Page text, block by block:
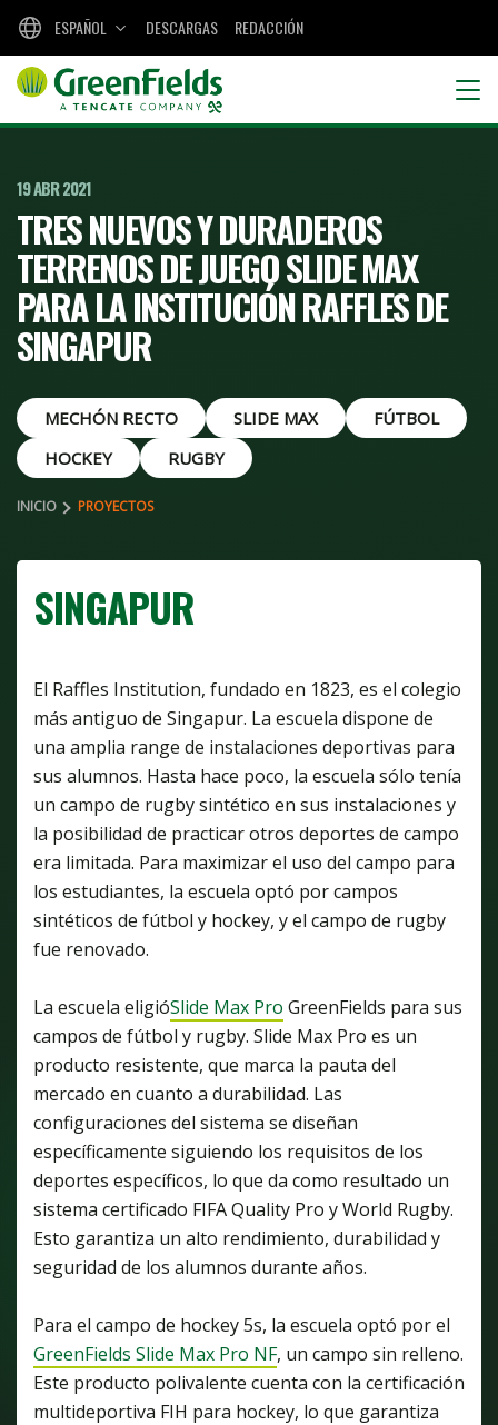
DESCARGAS REDACCIÓN
ESPAÑOL
19 ABR 2021
TRES NUEVOS Y DURADEROS
TERRENOS DE JUEGO SLIDE MAX
PARA LA INSTITUCIÓN RAFFLES DE
SINGAPUR
MECHÓN RECTO SLIDE MAX
FÚTBOL
HOCKEY
RUGBY
INICIO PROYECTOS
SINGAPUR
El Raffles Institution, fundado en 1823, es el colegio
más antiguo de Singapur. La escuela dispone de
una amplia range de instalaciones deportivas para
sus alumnos. Hasta hace poco, la escuela sólo tenía
un campo de rugby sintético en sus instalaciones y
la posibilidad de practicar otros deportes de campo
era limitada. Para maximizar el uso del campo para
los estudiantes, la escuela optó por campos
sintéticos de fútbol y hockey, y el campo de rugby
fue renovado.
La escuela eligióSlide Max Pro GreenFields para sus
campos de fútbol y rugby. Slide Max Pro es un
producto resistente, que marca la pauta del
mercado en cuanto a durabilidad. Las
configuraciones del sistema se diseñan
específicamente siguiendo los requisitos de los
deportes específicos, lo que da como resultado un
sistema certificado FIFA Quality Pro y World Rugby.
Esto garantiza un alto rendimiento, durabilidad y
seguridad de los alumnos durante años.
Para el campo de hockey 5s, la escuela optó por el
GreenFields Slide Max Pro NF, un campo sin relleno.
Este producto polivalente cuenta con la certificación
multideportiva FIH para hockey, lo que garantiza